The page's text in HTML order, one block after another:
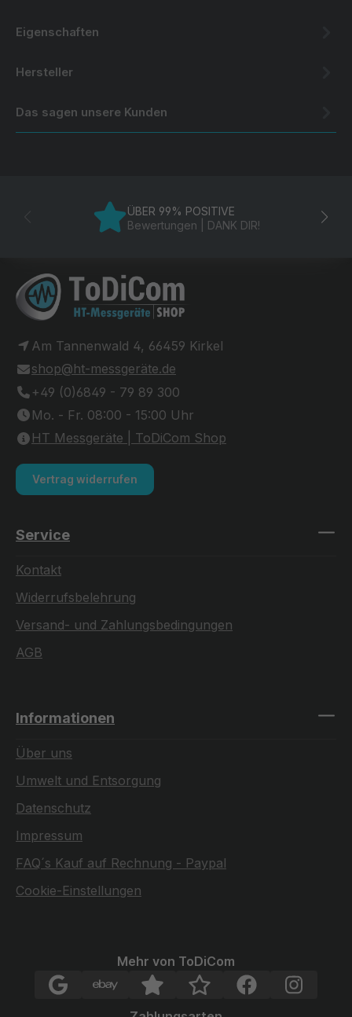
Eigenschaften
Hersteller
Das sagen unsere Kunden
ÜBER 99% POSITIVE
Bewertungen | DANK DIR!
Am Tannenwald 4, 66459 Kirkel
shop@ht-messgeräte.de
+49 (0)6849 - 79 89 300
Mo. - Fr. 08:00 - 15:00 Uhr
HT Messgeräte | ToDiCom Shop
Vertrag widerrufen
Service
Kontakt
Widerrufsbelehrung
Versand- und Zahlungsbedingungen
AGB
Informationen
Über uns
Umwelt und Entsorgung
Datenschutz
Impressum
FAQ´s Kauf auf Rechnung - Paypal
Cookie-Einstellungen
Mehr von ToDiCom